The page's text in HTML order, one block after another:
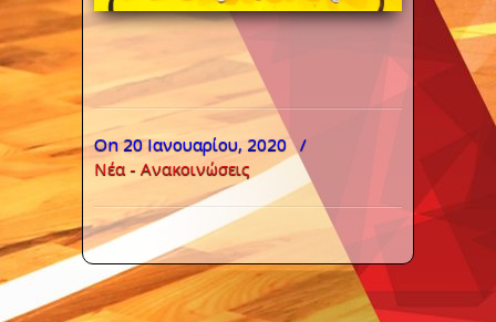
On 20 Ιανουαρίου, 2020 /
Νέα - Ανακοινώσεις